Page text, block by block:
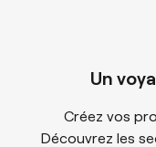
Un
Créez vos
Découvrez les